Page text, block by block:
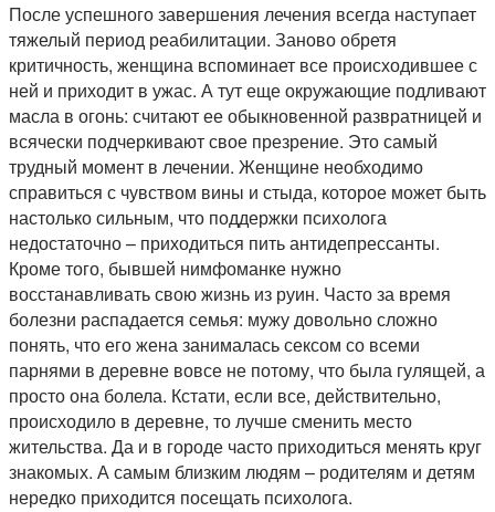
После успешного завершения лечения всегда наступает
тяжелый период реабилитации. Заново обретя
критичность, женщина вспоминает все происходившее с
ней и приходит в ужас. А тут еще окружающие подливают
масла в огонь: считают ее обыкновенной развратницей и
всячески подчеркивают свое презрение. Это самый
трудный момент в лечении. Женщине необходимо
справиться с чувством вины и стыда, которое может быть
настолько сильным, что поддержки психолога
недостаточно – приходиться пить антидепрессанты.
Кроме того, бывшей нимфоманке нужно
восстанавливать свою жизнь из руин. Часто за время
болезни распадается семья: мужу довольно сложно
понять, что его жена занималась сексом со всеми
парнями в деревне вовсе не потому, что была гулящей, а
просто она болела. Кстати, если все, действительно,
происходило в деревне, то лучше сменить место
жительства. Да и в городе часто приходиться менять круг
знакомых. А самым близким людям – родителям и детям
нередко приходится посещать психолога.